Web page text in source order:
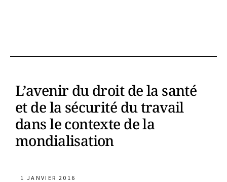
L’avenir du droit de la santé
et de la sécurité du travail
dans le contexte de la
mondialisation
1 JANVIER 2016